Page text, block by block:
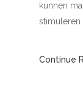
kunnen
stimuleren
Continue